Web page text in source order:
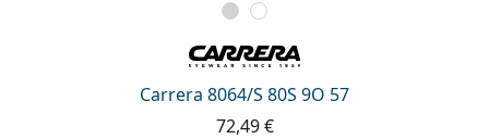
Carrera 8064/S 80S 9O 57
72,49 €